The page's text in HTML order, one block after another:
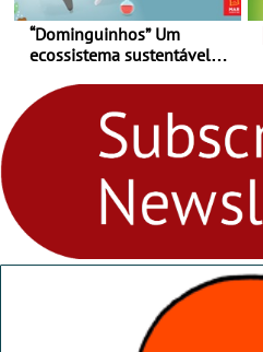
“Dominguinhos” Um
ecossistema sustentável
fores - Atelier de Educação
Ambiental nos
“Dominguinhos” de 23 de